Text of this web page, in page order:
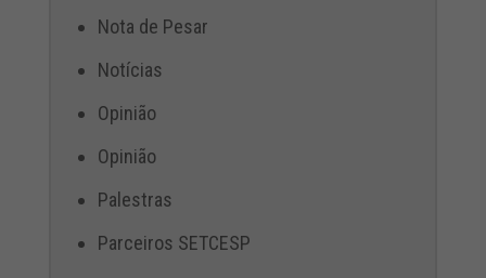
Nota de Pesar
Notícias
Opinião
Opinião
Palestras
Parceiros SETCESP